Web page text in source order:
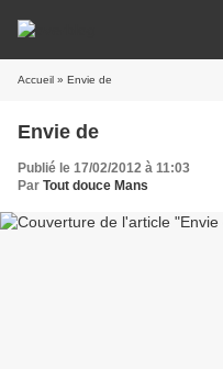
Accueil » Envie de
Envie de
Publié le 17/02/2012 à 11:03
Par Tout douce Mans